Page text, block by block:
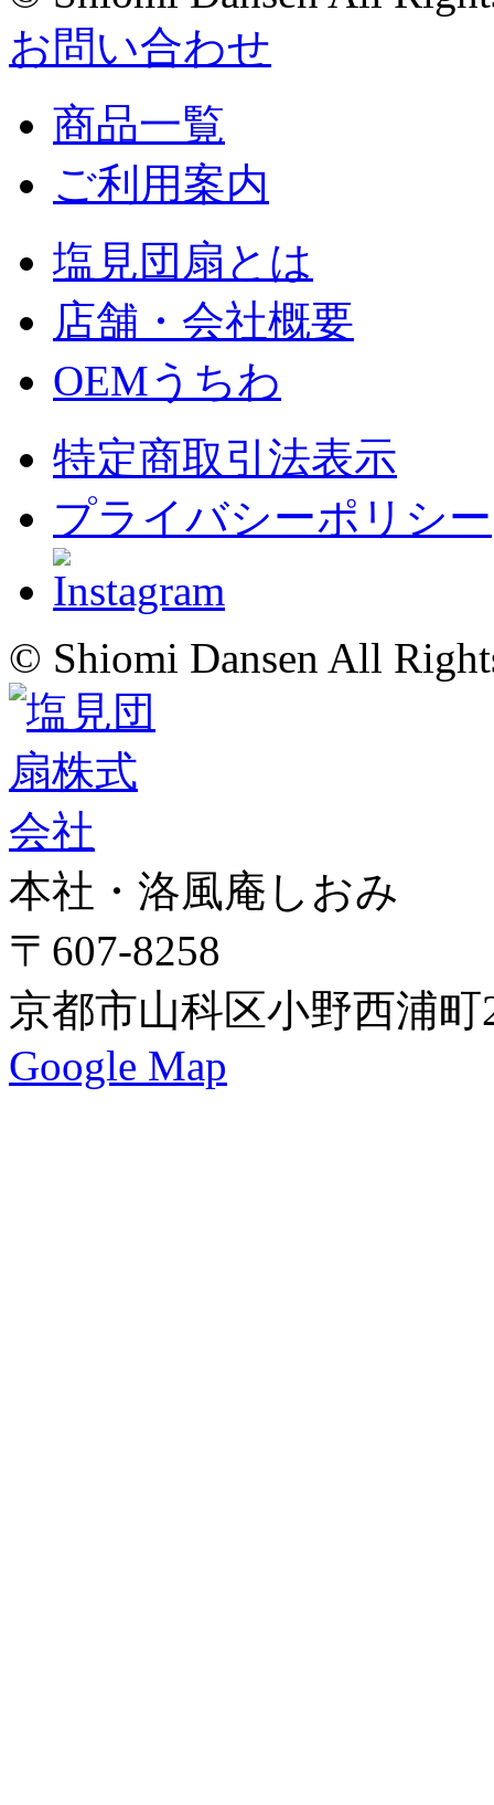
お問い合わせ
商品一覧
ご利用案内
塩見団扇とは
店舗・会社概要
OEMうちわ
特定商取引法表示
プライバシーポリシー
© Shiomi Dansen All
本社・洛風庵しおみ
〒607-8258
京都市山科区小野西浦町
Google Map